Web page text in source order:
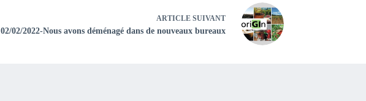
ARTICLESUIVANT
02/02/2022-Nous avons déménagé dans de nouveaux bureaux